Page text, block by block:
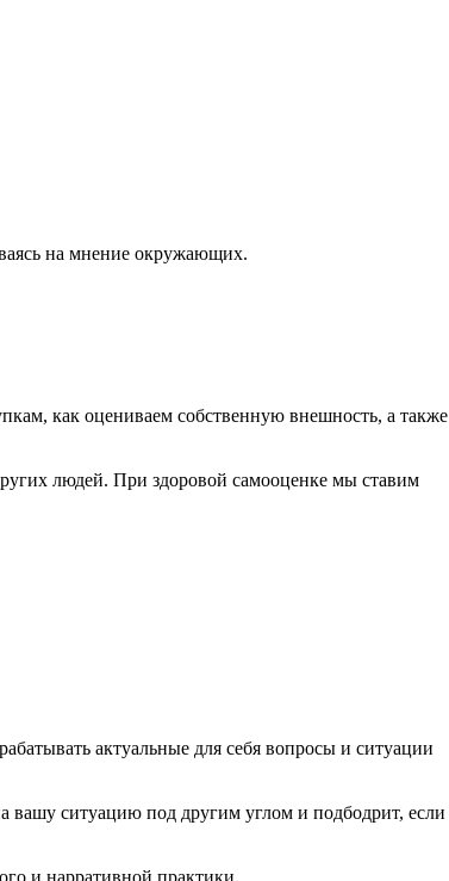
на мнение окружающих.
как оцениваем собственную внешность, а также
людей. При здоровой самооценке мы ставим
актуальные для себя вопросы и ситуации
вашу ситуацию под другим углом и подбодрит, если
и нарративной практики.